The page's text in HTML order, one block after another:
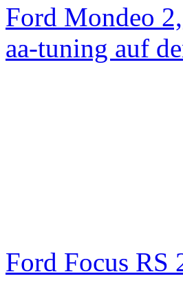
Ford Mondeo
aa-tuning auf
Ford Focus RS